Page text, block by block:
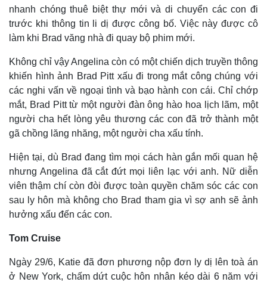
nhanh chóng thuê biệt thự mới và di chuyển các con đi
trước khi thông tin li dị được công bố. Việc này được cô
làm khi Brad văng nhà đi quay bộ phim mới.
Không chỉ vậy Angelina còn có một chiến dịch truyền thông
khiến hình ảnh Brad Pitt xấu đi trong mắt công chúng với
các nghi vấn về ngoại tình và bạo hành con cái. Chỉ chớp
mắt, Brad Pitt từ một người đàn ông hào hoa lịch lãm, một
người cha hết lòng yêu thương các con đã trở thành một
gã chồng lăng nhăng, một người cha xấu tính.
Hiện tại, dù Brad đang tìm mọi cách hàn gắn mối quan hệ
nhưng Angelina đã cắt đứt mọi liên lạc với anh. Nữ diễn
viên thậm chí còn đòi được toàn quyền chăm sóc các con
sau ly hôn mà không cho Brad tham gia vì sợ anh sẽ ảnh
hưởng xấu đến các con.
Tom Cruise
Ngày 29/6, Katie đã đơn phương nộp đơn ly dị lên toà án
ở New York, chấm dứt cuộc hôn nhân kéo dài 6 năm với